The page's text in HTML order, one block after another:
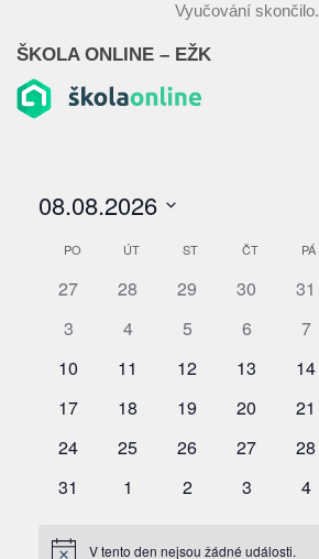
Vyučování skončilo.
ŠKOLA ONLINE – EŽK